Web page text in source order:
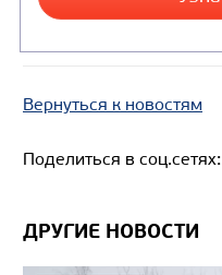
Вернуться к новостям
Поделиться в соц.сетях:
ДРУГИЕ НОВОСТИ